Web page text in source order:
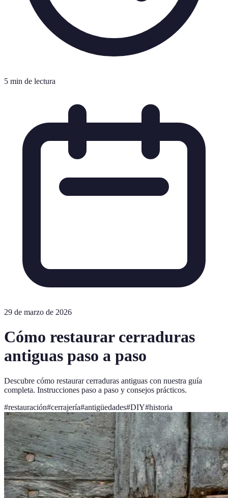
5 min de lectura
29 de marzo de 2026
Cómo restaurar cerraduras
antiguas paso a paso
Descubre cómo restaurar cerraduras antiguas con nuestra guía
completa. Instrucciones paso a paso y consejos prácticos.
#restauración#cerrajería#antigüedades#DIY#historia